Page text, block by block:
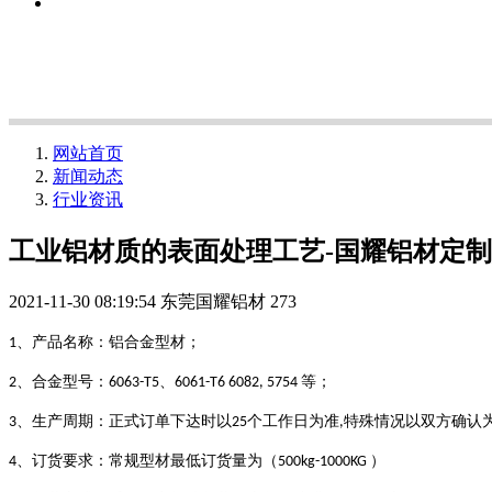
网站首页
新闻动态
行业资讯
工业铝材质的表面处理工艺-国耀铝材定
2021-11-30 08:19:54 东莞国耀铝材 273
1 、产品名称：铝合金型材；
2 、合金型号： 6063-T5 6061-T6 6082, 5754 等；
3 、生产周期：正式订单下达时以25个工作日为准,特殊情况以双方确认
4 、订货要求：常规型材最低订货量为（ 500kg-1000KG ）